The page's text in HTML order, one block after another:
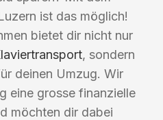
ist das möglich!
bietet dir nicht nur
, sondern
deinen Umzug. Wir
eine grosse finanzielle
möchten dir dabei